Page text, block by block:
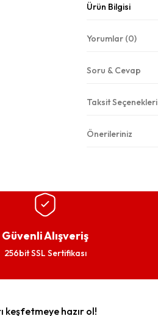
Ürün Bilgisi
Yorumlar (0)
Soru & Cevap
Taksit Seçenekleri
Önerileriniz
Güvenli Alışveriş
256bit SSL Sertifikası
keşfetmeye hazır ol!